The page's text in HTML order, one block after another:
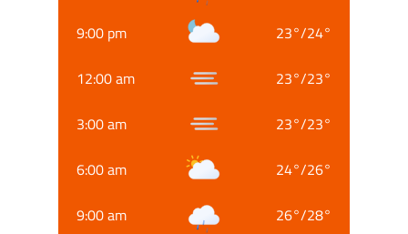
9:00 pm 23°/24°
12:00 am 23°/23°
3:00 am 23°/23°
6:00 am 24°/26°
9:00 am 26°/28°